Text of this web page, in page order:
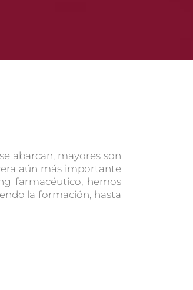
abarcan, mayores son
aún más importante
farmacéutico, hemos
la formación, hasta